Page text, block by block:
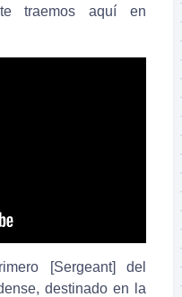
traemos aquí en
[Sergeant] del
destinado en la